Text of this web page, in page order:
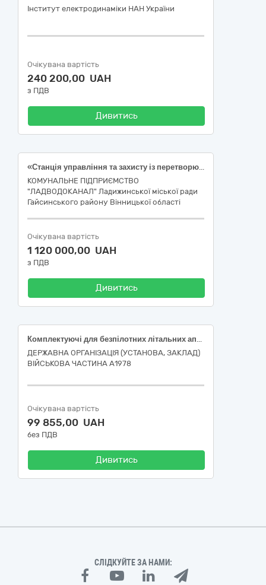
Інститут електродинаміки НАН України
Очікувана вартість
240 200,00 UAH
з ПДВ
Дивитись
«Станція управління та захисту із перетворювачем частоти» код ДК 021:2015 - 31710000-6 - Електронне обладнання (31711120-0-Вимірювальні перетворювачі)
КОМУНАЛЬНЕ ПІДПРИЄМСТВО
"ЛАДВОДОКАНАЛ" Ладижинської міської ради
Гайсинського району Вінницької області
Очікувана вартість
1 120 000,00 UAH
з ПДВ
Дивитись
Комплектуючі для безпілотних літальних апаратів (датчиків прискорення) спеціального призначення для служби авіації та ППО, для гарантованого забезпечення потреб безпеки і оборони у період дії правового режиму воєнного стану
ДЕРЖАВНА ОРГАНІЗАЦІЯ (УСТАНОВА, ЗАКЛАД)
ВІЙСЬКОВА ЧАСТИНА А1978
Очікувана вартість
99 855,00 UAH
без ПДВ
Дивитись
СЛІДКУЙТЕ ЗА НАМИ: